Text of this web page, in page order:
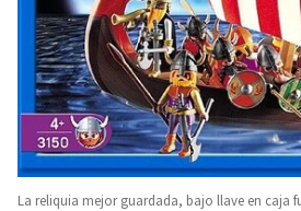
La reliquia mejor guardada, bajo llave en caja